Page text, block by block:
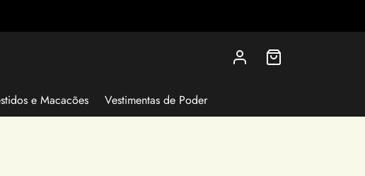
e Macacões Vestimentas de Poder